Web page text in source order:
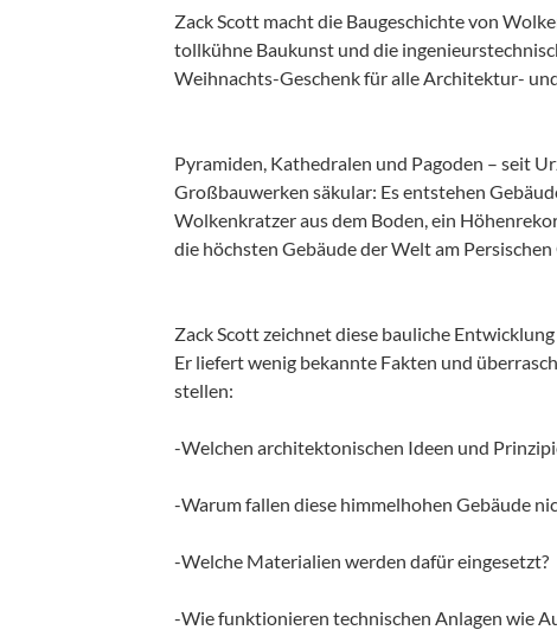
Zack Scott macht die Baugeschichte von
tollkühne Baukunst und die
Weihnachts-Geschenk für alle Architektur-
Pyramiden, Kathedralen und Pagoden – seit
Großbauwerken säkular: Es entstehen
Wolkenkratzer aus dem Boden, ein
die höchsten Gebäude der Welt am
Zack Scott zeichnet diese bauliche
Er liefert wenig bekannte Fakten und
stellen:
-Welchen architektonischen Ideen und
-Warum fallen diese himmelhohen Gebäude
-Welche Materialien werden dafür eingesetzt?
-Wie funktionieren technischen Anlagen wie